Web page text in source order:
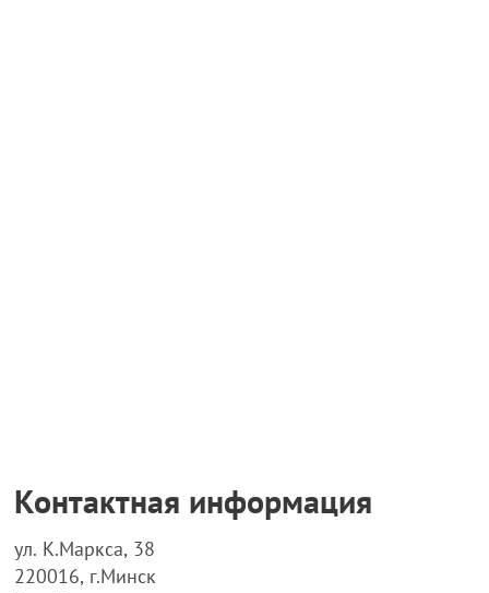
Контактная информация
ул. К.Маркса, 38
220016, г.Минск